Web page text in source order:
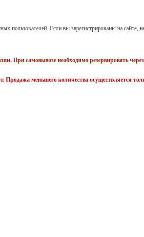
пользователей. Если вы зарегистрированы на сайте,
При самовывозе необходимо резервировать
меньшего количества осуществляется